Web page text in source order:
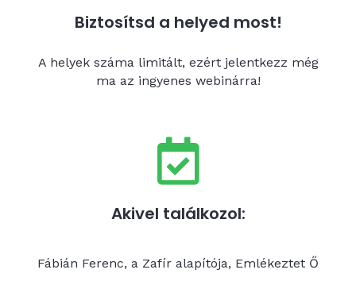
Biztosítsd a helyed most!
A helyek száma limitált, ezért jelentkezz még
ma az ingyenes webinárra!
Akivel találkozol:
Fábián Ferenc, a Zafír alapítója, Emlékeztet Ő